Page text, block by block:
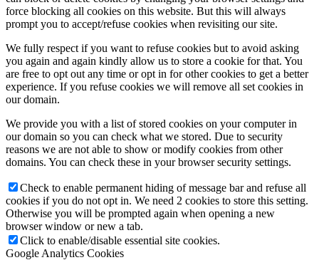
force blocking all cookies on this website. But this will always
prompt you to accept/refuse cookies when revisiting our site.
We fully respect if you want to refuse cookies but to avoid asking
you again and again kindly allow us to store a cookie for that. You
are free to opt out any time or opt in for other cookies to get a better
experience. If you refuse cookies we will remove all set cookies in
our domain.
We provide you with a list of stored cookies on your computer in
our domain so you can check what we stored. Due to security
reasons we are not able to show or modify cookies from other
domains. You can check these in your browser security settings.
Check to enable permanent hiding of message bar and refuse all
cookies if you do not opt in. We need 2 cookies to store this setting.
Otherwise you will be prompted again when opening a new
browser window or new a tab.
Click to enable/disable essential site cookies.
Google Analytics Cookies